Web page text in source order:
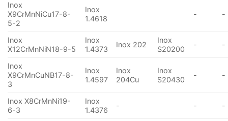
Inox
X9CrMnNiCu17-8-
5-2
Inox
1.4618
- -
Inox
X12CrMnNiN18-9-5
Inox
1.4373
Inox 202
Inox
S20200
- -
Inox
X9CrMnCuNB17-8-
3
Inox
1.4597
Inox
204Cu
Inox
S20430
- -
Inox X8CrMnNi19-
6-3
Inox
1.4376
- - -